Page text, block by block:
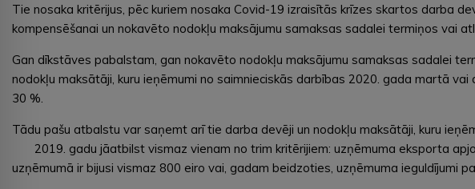
Tie nosaka kritērijus, pēc kuriem nosaka Covid-19 izraisītās krīzes skartos darba
kompensēšanai un nokavēto nodokļu maksājumu samaksas sadalei termiņos vai
Gan dīkstāves pabalstam, gan nokavēto nodokļu maksājumu samaksas sadalei
nodokļu maksātāji, kuru ieņēmumi no saimnieciskās darbības 2020. gada martā
30 %.
Tādu pašu atbalstu var saņemt arī tie darba devēji un nodokļu maksātāji, kuru
2019. gadu jāatbilst vismaz vienam no trim kritērijiem: uzņēmuma eksporta
uzņēmumā ir bijusi vismaz 800 eiro vai, gadam beidzoties, uzņēmuma ieguldījumi